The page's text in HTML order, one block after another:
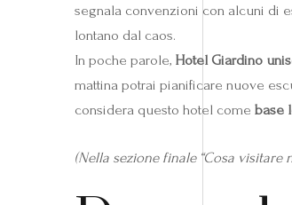
segnala convenzioni con alcuni di
lontano dal caos.
In poche parole, Hotel Giardino
mattina potrai pianificare nuove
considera questo hotel come base
(Nella sezione finale “Cosa